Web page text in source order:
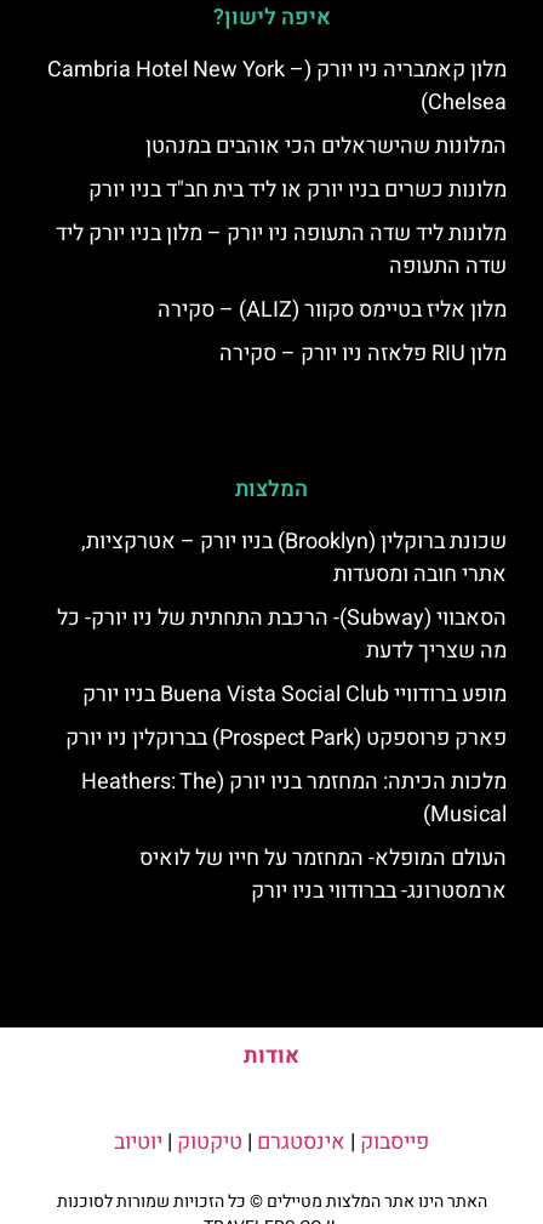
איפה לישון?
מלון קאמבריה ניו יורק (Cambria Hotel New York –
Chelsea)
המלונות שהישראלים הכי אוהבים במנהטן
מלונות כשרים בניו יורק או ליד בית חב"ד בניו יורק
מלונות ליד שדה התעופה ניו יורק – מלון בניו יורק ליד
שדה התעופה
מלון אליז בטיימס סקוור (ALIZ) – סקירה
מלון RIU פלאזה ניו יורק – סקירה
המלצות
שכונת ברוקלין (Brooklyn) בניו יורק – אטרקציות,
אתרי חובה ומסעדות
הסאבווי (Subway)- הרכבת התחתית של ניו יורק- כל
מה שצריך לדעת
מופע ברודוויי Buena Vista Social Club בניו יורק
פארק פרוספקט (Prospect Park) בברוקלין ניו יורק
מלכות הכיתה: המחזמר בניו יורק (Heathers: The
Musical)
העולם המופלא- המחזמר על חייו של לואיס
ארמסטרונג- בברודווי בניו יורק
אודות
פייסבוק | אינסטגרם | טיקטוק | יוטיוב
האתר הינו אתר המלצות מטיילים © כל הזכויות שמורות לסוכנות